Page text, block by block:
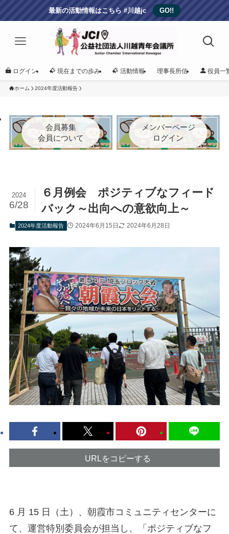
最新の活動情報はこちら #川越jc GO!!
ログイン 現在までの歩み 活動情報 理事長所信 役員一
ホーム 2024年度活動報告
会員募集
会員について
メンバーページ
ログイン
６月例会 ポジティブなフィード
バック～出向への意欲向上～
2024
6/28
2024年度活動報告 2024年6月15日 2024年6月28日
URLをコピーする
6 月 15 日（土）、朝霞市コミュニティセンターに
て、運営特別委員会が担当し、「ポジティブなフ